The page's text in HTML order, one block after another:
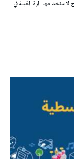
المرة المقبلة في